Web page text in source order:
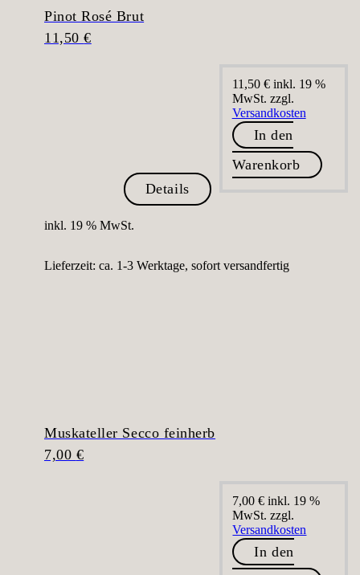
Pinot Rosé Brut
11,50€
Details
11,50 € inkl. 19 %
MwSt. zzgl.
Versandkosten
In den
Warenkorb
inkl. 19 % MwSt.
Lieferzeit: ca. 1-3 Werktage, sofort versandfertig
Muskateller Secco feinherb
7,00 €
7,00€ inkl. 19 %
MwSt. zzgl.
Versandkosten
In den